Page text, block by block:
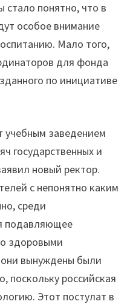
стало понятно, что в
особое внимание
Мало того,
для фонда
по инициативе
заведением
государственных и
новый ректор.
с непонятно каким
среди
подавляющее
здоровыми
вынуждены были
поскольку российская
Этот постулат в